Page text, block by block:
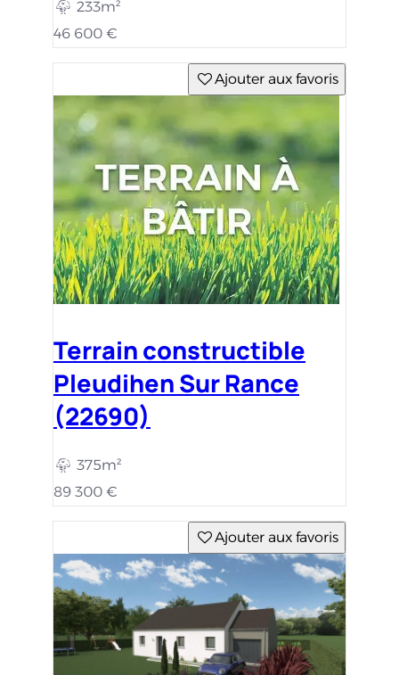
233m²
46 600 €
Ajouter aux favoris
Terrain constructible
Pleudihen Sur Rance
(22690)
375m²
89 300 €
Ajouter aux favoris